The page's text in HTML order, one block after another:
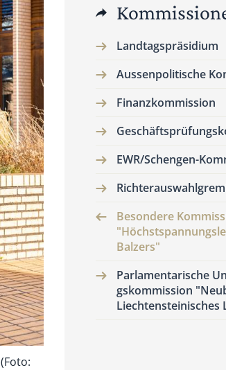
Landtagspräsidium
Aussenpolitische
Finanzkommission
EWR/Schengen-
Besondere
Balzers"
Parlamentarische
gskommission
Liechtensteinisches